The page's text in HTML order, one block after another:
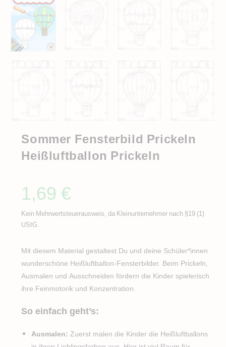
Sommer Fensterbild Prickeln
Heißluftballon Prickeln
1,69€
Kein Mehrwertsteuerausweis, da Kleinunternehmer nach §19 (1)
UStG.
Mit diesem Material gestaltest Du und deine Schüler*innen
wunderschöne Heißluftballon-Fensterbilder. Beim Prickeln,
Ausmalen und Ausschneiden fördern die Kinder spielerisch
ihre Feinmotorik und Konzentration.
So einfach geht’s:
Ausmalen: Zuerst malen die Kinder die Heißluftballons